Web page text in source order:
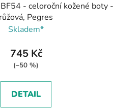
- celoroční kožené boty -
růžová, Pegres
Skladem*
745 Kč
(–50 %)
DETAIL